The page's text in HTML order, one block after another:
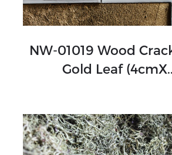
NW-01019 Wood
Gold Leaf